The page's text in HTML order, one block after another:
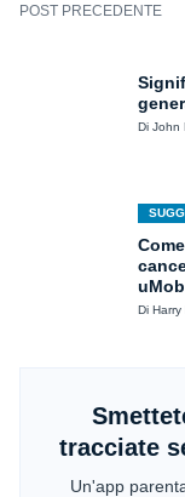
POST PRECEDENTE
Di John
Di Harry
tracciate
Un'app